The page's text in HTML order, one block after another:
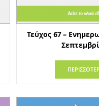
Τεύχος 67 –